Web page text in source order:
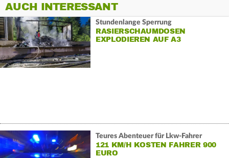
AUCH INTERESSANT
Stundenlange Sperrung
RASIERSCHAUMDOSEN
EXPLODIEREN AUF A3
Teures Abenteuer für Lkw-Fahrer
121 KM/H KOSTEN FAHRER 900
EURO